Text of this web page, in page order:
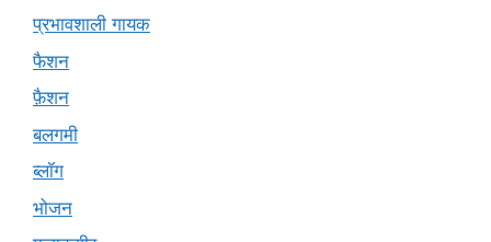
प्रभावशाली गायक
फैशन
फ़ैशन
बलगमी
ब्लॉग
भोजन